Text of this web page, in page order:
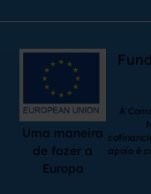
Uma maneira
de fazer a
Europa
A
apoio é